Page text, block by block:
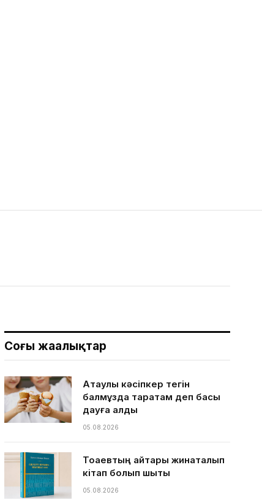
Соңғы жаңалықтар
Ақтаулық кәсіпкер тегін
балмұздақ таратам деп басы
дауға қалды
05.08.2026
Тоқаевтың айтқары жинақталып
кітап болып шықты
05.08.2026